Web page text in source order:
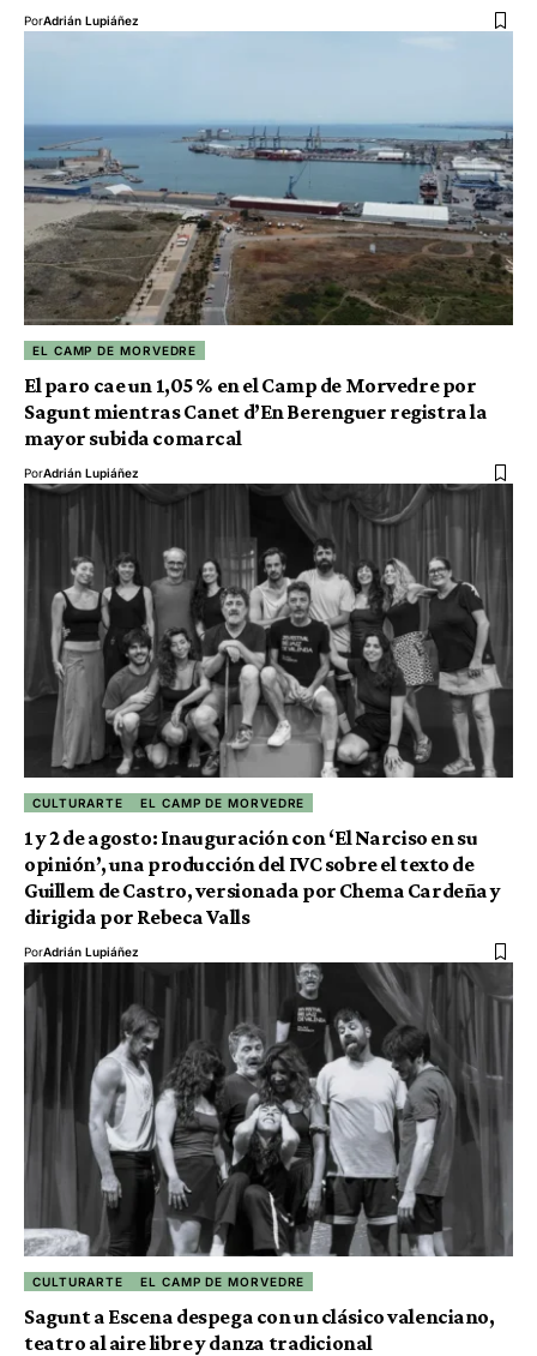
PorAdrián Lupiáñez
EL CAMP DE MORVEDRE
El paro cae un 1,05 % en el Camp de Morvedre por
Sagunt mientras Canet d’En Berenguer registra la
mayor subida comarcal
PorAdrián Lupiáñez
CULTURARTE EL CAMP DE MORVEDRE
1 y 2 de agosto: Inauguración con ‘El Narciso en su
opinión’, una producción del IVC sobre el texto de
Guillem de Castro, versionada por Chema Cardeña y
dirigida por Rebeca Valls
PorAdrián Lupiáñez
CULTURARTE EL CAMP DE MORVEDRE
Sagunt a Escena despega con un clásico valenciano,
teatro al aire libre y danza tradicional